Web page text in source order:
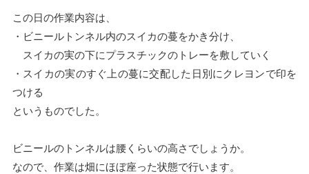
この日の作業内容は、
・ビニールトンネル内のスイカの蔓をかき分け、
スイカの実の下にプラスチックのトレーを敷していく
・スイカの実のすぐ上の蔓に交配した日別にクレヨンで印を
つける
というものでした。
ビニールのトンネルは腰くらいの高さでしょうか。
なので、作業は畑にほぼ座った状態で行います。